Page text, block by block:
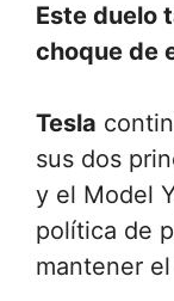
Este duelo
choque de
Tesla
sus dos
y el Model
política de
mantener